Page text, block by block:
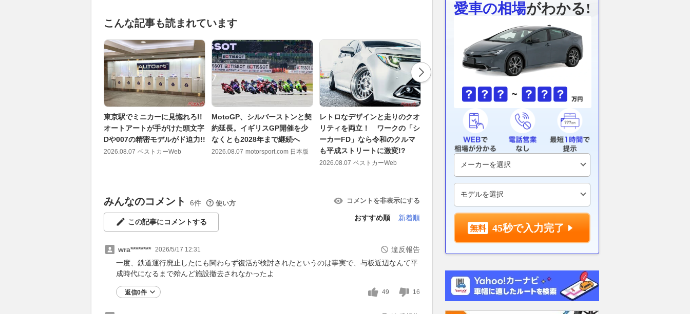
こんな記事も読まれています
東京駅でミニカーに見惚れろ!!
オートアートが手がけた頭文字
Dや007の精密モデルがド迫力!!
2026.08.07 ベストカーWeb
MotoGP、シルバーストンと契
約延長。イギリスGP開催を少
なくとも2028年まで継続へ
2026.08.07 motorsport.com 日本版
レトロなデザインと走りのクオ
リティを両立！ ワークの「シ
ーカーFD」なら令和のクルマ
も平成ストリートに激変!?
2026.08.07 ベストカーWeb
陸上兵器メーカーが艦艇に本格
参入!? 重火力な「次世代万能
フリゲート」を考案！ 北米に
アピール開始
乗りものニュース
アウディ新型「A6スポーツバ
ック e-tron」で東京から京都
へ 往復1000km級ロングランで
見えた最新EVの実力とは
くるまのニュース
みんなのコメント 6件 使い方 コメントを非表示にする
この記事にコメントする
おすすめ順 新着順
wra******** 2026/5/17 12:31
違反報告
一度、鉄道運行廃止したにも関わらず復活が検討されたというのは事実で、与板近辺なんて平
成時代になるまで殆んど施設撤去されなかったよ
返信0件 49 16
愛車の相場がわかる!
45秒で入力完了